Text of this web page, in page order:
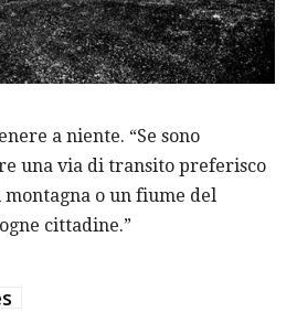
a niente. “Se sono
una via di transito preferisco
montagna o un fiume del
cittadine.”